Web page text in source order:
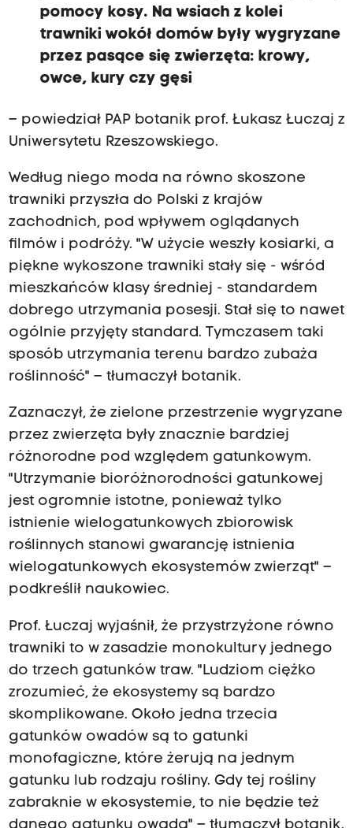
pomocy kosy. Na wsiach z kolei
trawniki wokół domów były wygryzane
przez pasące się zwierzęta: krowy,
owce, kury czy gęsi
– powiedział PAP botanik prof. Łukasz Łuczaj z
Uniwersytetu Rzeszowskiego.
Według niego moda na równo skoszone
trawniki przyszła do Polski z krajów
zachodnich, pod wpływem oglądanych
filmów i podróży. "W użycie weszły kosiarki, a
piękne wykoszone trawniki stały się - wśród
mieszkańców klasy średniej - standardem
dobrego utrzymania posesji. Stał się to nawet
ogólnie przyjęty standard. Tymczasem taki
sposób utrzymania terenu bardzo zubaża
roślinność" – tłumaczył botanik.
Zaznaczył, że zielone przestrzenie wygryzane
przez zwierzęta były znacznie bardziej
różnorodne pod względem gatunkowym.
"Utrzymanie bioróżnorodności gatunkowej
jest ogromnie istotne, ponieważ tylko
istnienie wielogatunkowych zbiorowisk
roślinnych stanowi gwarancję istnienia
wielogatunkowych ekosystemów zwierząt" –
podkreślił naukowiec.
Prof. Łuczaj wyjaśnił, że przystrzyżone równo
trawniki to w zasadzie monokultury jednego
do trzech gatunków traw. "Ludziom ciężko
zrozumieć, że ekosystemy są bardzo
skomplikowane. Około jedna trzecia
gatunków owadów są to gatunki
monofagiczne, które żerują na jednym
gatunku lub rodzaju rośliny. Gdy tej rośliny
zabraknie w ekosystemie, to nie będzie też
danego gatunku owada" – tłumaczył botanik.